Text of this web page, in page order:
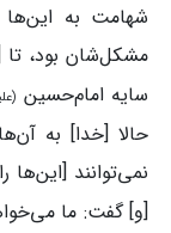
شهامت به
مشکل‌شان بود،
سایه امام‌حسین
حالا [خدا] به
نمی‌توانند
[و] گفت: ما